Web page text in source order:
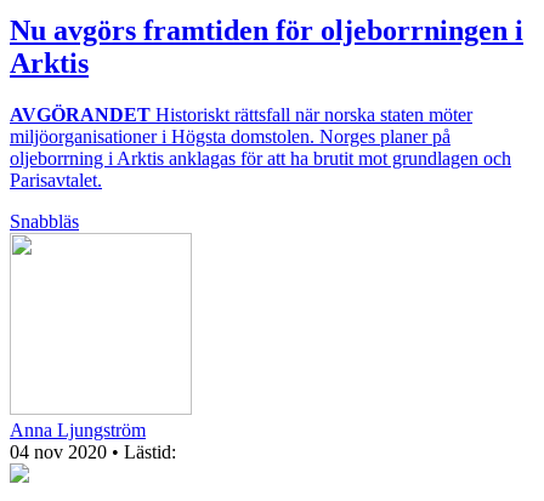
Nu avgörs framtiden för oljeborrningen i
Arktis
AVGÖRANDET Historiskt rättsfall när norska staten möter
miljöorganisationer i Högsta domstolen. Norges planer på
oljeborrning i Arktis anklagas för att ha brutit mot grundlagen och
Parisavtalet.
Snabbläs
Anna Ljungström
04 nov 2020 • Lästid: